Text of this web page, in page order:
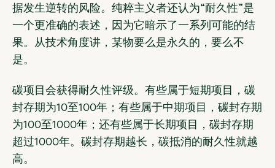
据发生逆转的风险。纯粹主义者还认为“耐久性”是
一个更准确的表述，因为它暗示了一系列可能的结
果。从技术角度讲，某物要么是永久的，要么不
是。
碳项目会获得耐久性评级。有些属于短期项目，碳
封存期为10至100年；有些属于中期项目，碳封存期
为100至1000年；还有些属于长期项目，碳封存期
超过1000年。碳封存期越长，碳抵消的耐久性就越
高。